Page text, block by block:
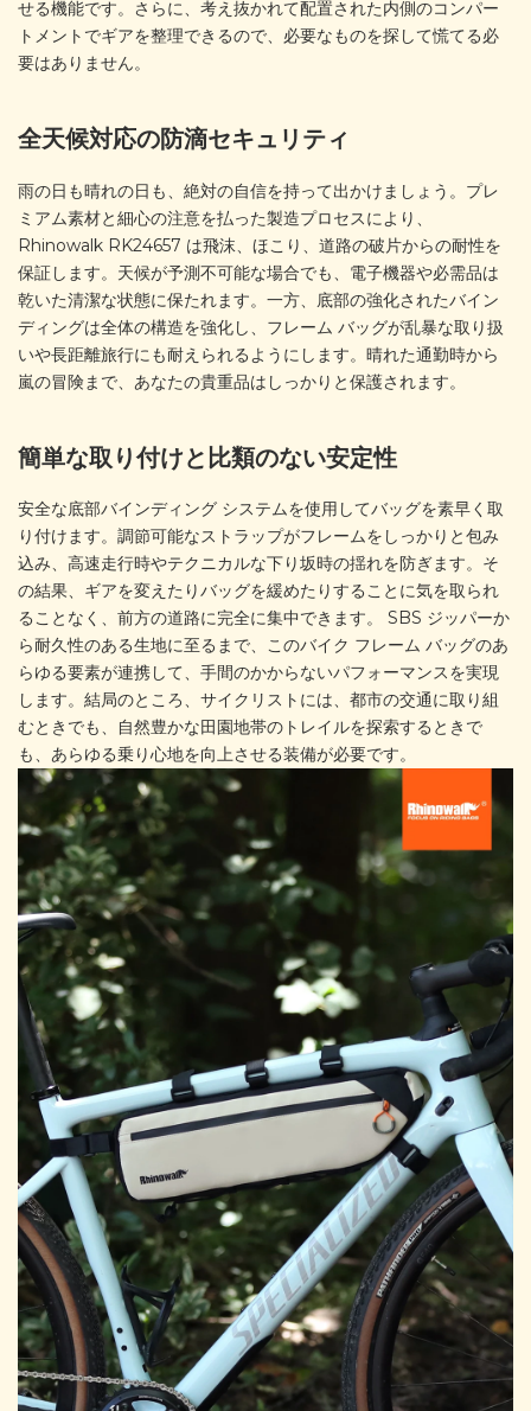
せる機能です。さらに、考え抜かれて配置された内側のコンパー
トメントでギアを整理できるので、必要なものを探して慌てる必
要はありません。
全天候対応の防滴セキュリティ
雨の日も晴れの日も、絶対の自信を持って出かけましょう。プレ
ミアム素材と細心の注意を払った製造プロセスにより、
Rhinowalk RK24657 は飛沫、ほこり、道路の破片からの耐性を
保証します。天候が予測不可能な場合でも、電子機器や必需品は
乾いた清潔な状態に保たれます。一方、底部の強化されたバイン
ディングは全体の構造を強化し、フレーム バッグが乱暴な取り扱
いや長距離旅行にも耐えられるようにします。晴れた通勤時から
嵐の冒険まで、あなたの貴重品はしっかりと保護されます。
簡単な取り付けと比類のない安定性
安全な底部バインディング システムを使用してバッグを素早く取
り付けます。調節可能なストラップがフレームをしっかりと包み
込み、高速走行時やテクニカルな下り坂時の揺れを防ぎます。そ
の結果、ギアを変えたりバッグを緩めたりすることに気を取られ
ることなく、前方の道路に完全に集中できます。 SBS ジッパーか
ら耐久性のある生地に至るまで、このバイク フレーム バッグのあ
らゆる要素が連携して、手間のかからないパフォーマンスを実現
します。結局のところ、サイクリストには、都市の交通に取り組
むときでも、自然豊かな田園地帯のトレイルを探索するときで
も、あらゆる乗り心地を向上させる装備が必要です。